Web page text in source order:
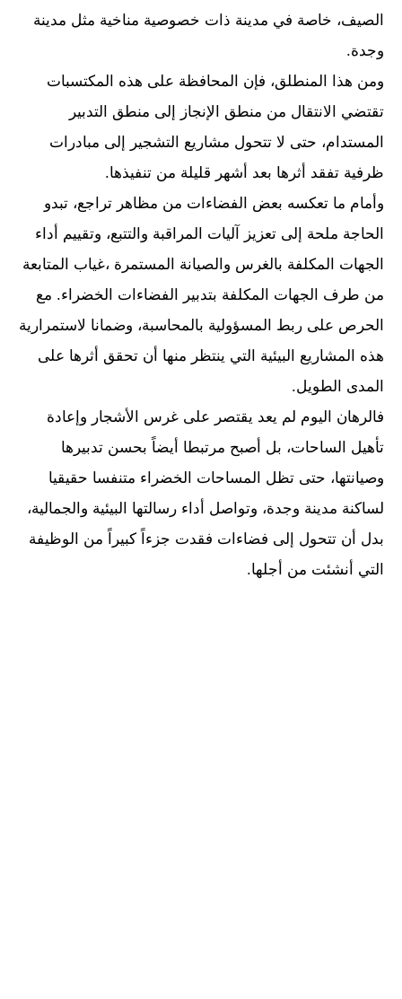
الصيف، خاصة في مدينة ذات خصوصية مناخية مثل مدينة
وجدة.
ومن هذا المنطلق، فإن المحافظة على هذه المكتسبات
تقتضي الانتقال من منطق الإنجاز إلى منطق التدبير
المستدام، حتى لا تتحول مشاريع التشجير إلى مبادرات
ظرفية تفقد أثرها بعد أشهر قليلة من تنفيذها.
وأمام ما تعكسه بعض الفضاءات من مظاهر تراجع، تبدو
الحاجة ملحة إلى تعزيز آليات المراقبة والتتبع، وتقييم أداء
الجهات المكلفة بالغرس والصيانة المستمرة ،غياب المتابعة
من طرف الجهات المكلفة بتدبير الفضاءات الخضراء. مع
الحرص على ربط المسؤولية بالمحاسبة، وضمانا لاستمرارية
هذه المشاريع البيئية التي ينتظر منها أن تحقق أثرها على
المدى الطويل.
فالرهان اليوم لم يعد يقتصر على غرس الأشجار وإعادة
تأهيل الساحات، بل أصبح مرتبطا أيضاً بحسن تدبيرها
وصيانتها، حتى تظل المساحات الخضراء متنفسا حقيقيا
لساكنة مدينة وجدة، وتواصل أداء رسالتها البيئية والجمالية،
بدل أن تتحول إلى فضاءات فقدت جزءاً كبيراً من الوظيفة
التي أنشئت من أجلها.